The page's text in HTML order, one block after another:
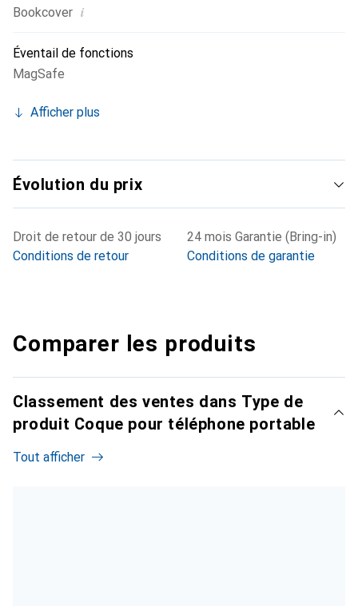
Bookcover i
Éventail de fonctions
MagSafe
Afficher plus
Évolution du prix
Droit de retour de 30 jours
Conditions de retour
24 mois Garantie (Bring-in)
Conditions de garantie
Comparer les produits
Classement des ventes dans Type de
produit Coque pour téléphone portable
Tout afficher